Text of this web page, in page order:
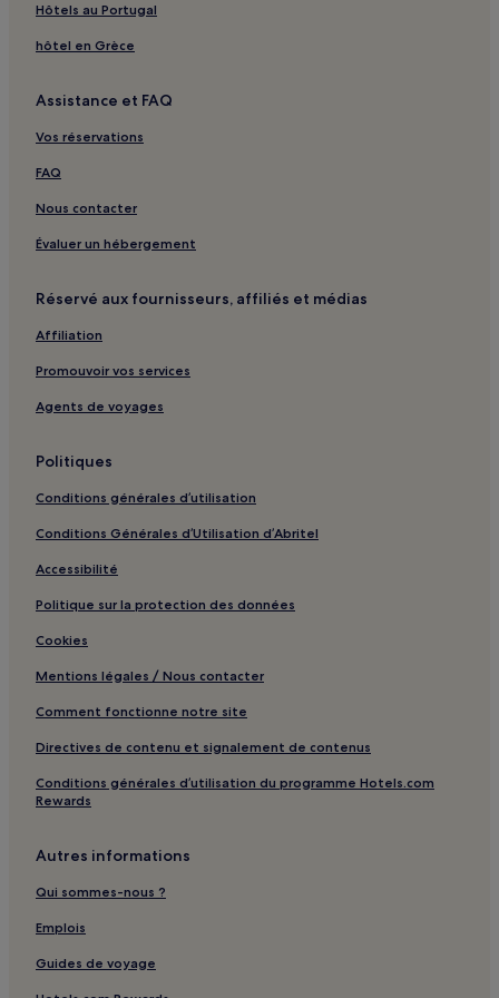
Sterling City : hôtels
Garden City : hôtels
Colorado City : hôtels Hôtels avec parking
Colorado City : hôtels
Midland : hôtels Hôtels avec piscine
Midland : Appartement à louer
Musée de l'aviation CAF Airpower Museum : hôtels à proximité
Musée du pétrole : hôtels à proximité
Comté de Midland : hôtels
Hôtels au Portugal
hôtel en Grèce
Assistance et FAQ
Vos réservations
FAQ
Nous contacter
Évaluer un hébergement
Réservé aux fournisseurs, affiliés et médias
Affiliation
Promouvoir vos services
Agents de voyages
Politiques
Conditions générales d’utilisation
Conditions Générales d’Utilisation d’Abritel
Accessibilité
Politique sur la protection des données
Cookies
Mentions légales / Nous contacter
Comment fonctionne notre site
Directives de contenu et signalement de contenus
Conditions générales d’utilisation du programme Hotels.com
Rewards
Autres informations
Qui sommes-nous ?
Emplois
Guides de voyage